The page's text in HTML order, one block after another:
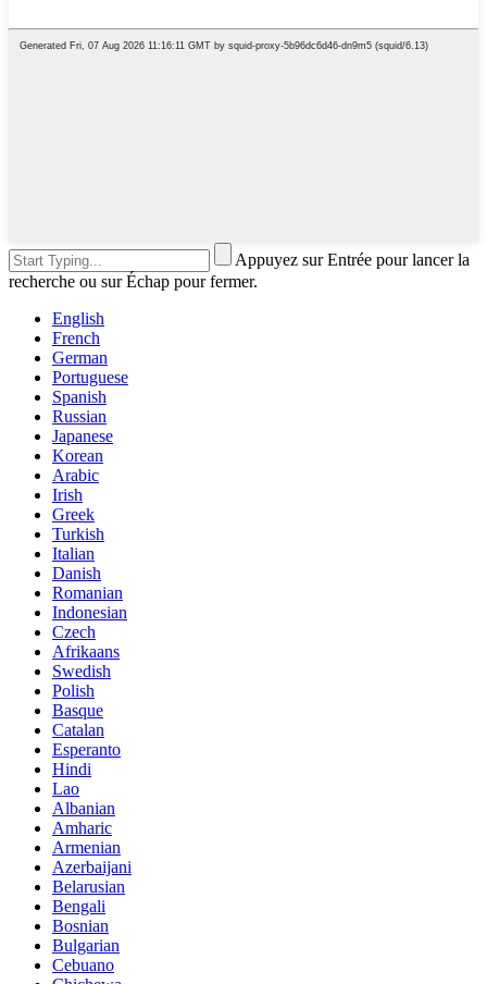
Appuyez sur Entrée pour lancer la
recherche ou sur Échap pour fermer.
English
French
German
Portuguese
Spanish
Russian
Japanese
Korean
Arabic
Irish
Greek
Turkish
Italian
Danish
Romanian
Indonesian
Czech
Afrikaans
Swedish
Polish
Basque
Catalan
Esperanto
Hindi
Lao
Albanian
Amharic
Armenian
Azerbaijani
Belarusian
Bengali
Bosnian
Bulgarian
Cebuano